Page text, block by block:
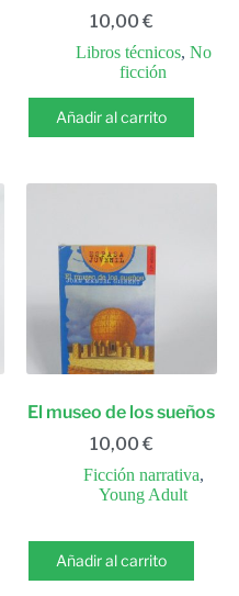
10,00 €
Libros técnicos, No
ficción
Añadir al carrito
El museo de los sueños
10,00 €
Ficción narrativa,
Young Adult
Añadir al carrito